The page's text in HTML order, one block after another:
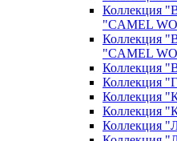
Коллекция
"CAMEL
Коллекция
"CAMEL
Коллекция
Коллекция
Коллекция
Коллекция
Коллекция